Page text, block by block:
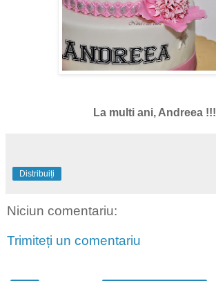
La multi ani, Andreea !!!
Distribuiți
Niciun comentariu:
Trimiteți un comentariu